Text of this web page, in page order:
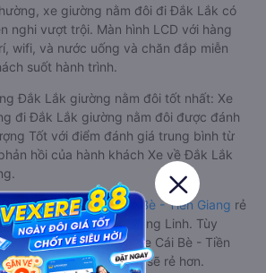
xe giường nằm đôi đi Đắk Lắk có
nghi vượt trội. Màn hình LCD với hàng
wifi, và nước uống và chăn đắp miễn
suốt hành trình.
Đắk Lắk giường nằm đôi tốt nhất: Xe
đi Đắk Lắk giường nằm đôi được đánh
Tốt với điểm đánh giá trung bình từ
hồi của hành khách Xe về Đắk Lắk
đôi đi Đắk Lắk từ Cái Bè - Tiền Giang rẻ
hãng xe Phương Hồng Linh. Tùy
khuyến mãi, giá vé Xe Cái Bè - Tiền
nằm đôi này có thể sẽ rẻ hơn.